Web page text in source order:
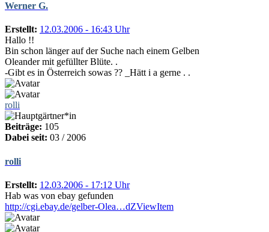
Werner G.
Erstellt: 12.03.2006 - 16:43 Uhr
Hallo !!
Bin schon länger auf der Suche nach einem Gelben
Oleander mit gefüllter Blüte. .
-Gibt es in Österreich sowas ?? _Hätt i a gerne . .
rolli
Beiträge: 105
Dabei seit: 03 / 2006
rolli
Erstellt: 12.03.2006 - 17:12 Uhr
Hab was von ebay gefunden
http://cgi.ebay.de/gelber-Olea…dZViewItem